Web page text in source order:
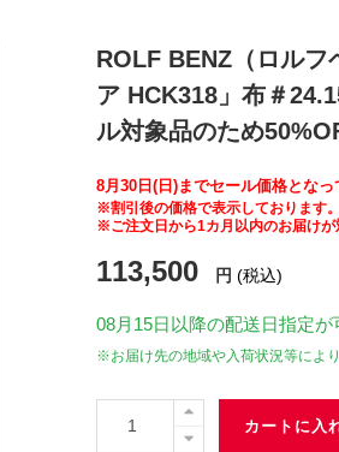
ROLF BENZ（ロルフ
ア HCK318」布＃
ル対象品のため
8月30日(日)までセール価格となっ
※割引後の価格で表示しております。
※ご注文日から1カ月以内のお届けが
113,500 円 (税込)
08月15日 以降の配送日指定が
※お届け先の地域や入荷状況等によ
カートに入